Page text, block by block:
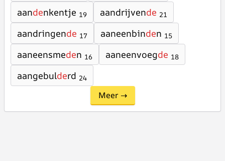
aandenkentje 19 aandrijvende 21
aandringende 17 aaneenbinden 15
aaneensmeden 16 aaneenvoegde 18
aangebulderd 24
Meer →